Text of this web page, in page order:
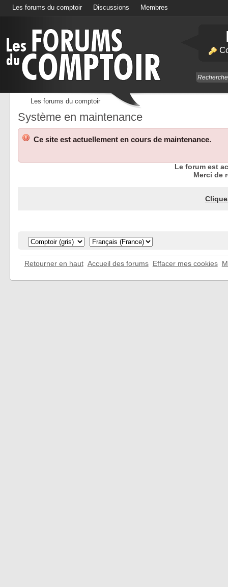
Les forums du comptoir Discussions Membres
Les forums du comptoir
Système en maintenance
Ce site est actuellement en cours de maintenance.
Le forum est
Merci de
Retourner en haut Accueil des forums Effacer mes cookies